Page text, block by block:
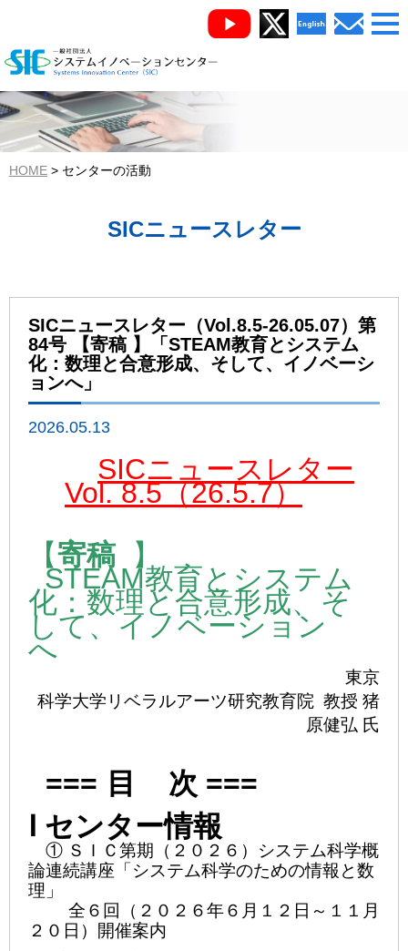
HOME センターの活動
SICニュースレター
SICニュースレター（Vol.8.5-26.05.07）第
84号 【寄稿 】「STEAM教育とシステム
化：数理と合意形成、そして、イノベーシ
ョンへ」
2026.05.13
SICニュースレター
Vol. 8.5（26.5.7）
【寄稿 】
STEAM教育とシステム
化：数理と合意形成、そ
して、イノベーション
へ
東京
科学大学リベラルアーツ研究教育院 教授 猪
原健弘 氏
=== 目 次 ===
Ⅰ センター情報
① ＳＩＣ第期（２０２６）システム科学概
論連続講座「システム科学のための情報と数
理」
全６回（２０２６年６月１２日～１１月
２０日）開催案内